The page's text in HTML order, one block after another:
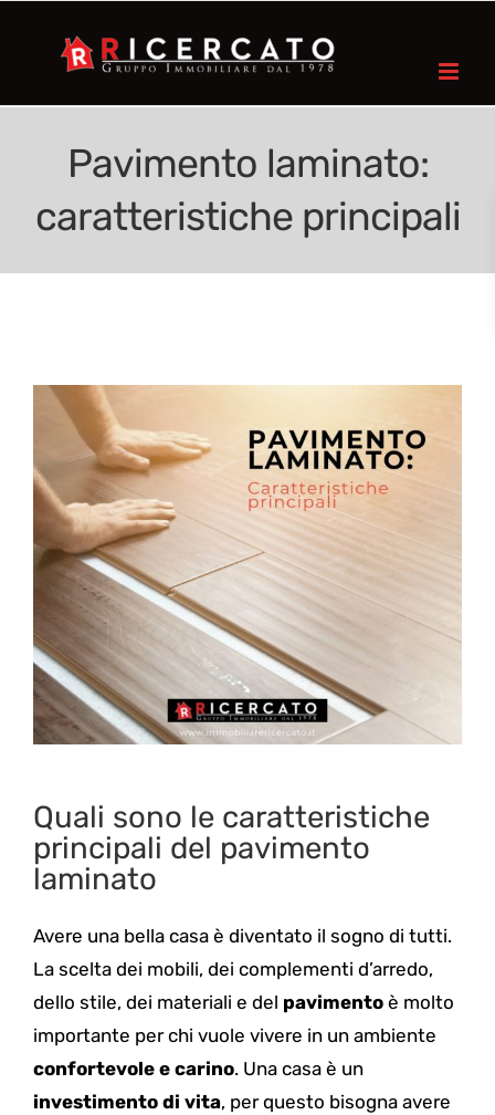
Pavimento laminato:
caratteristiche principali
Quali sono le caratteristiche
principali del pavimento
laminato
Avere una bella casa è diventato il sogno di tutti.
La scelta dei mobili, dei complementi d’arredo,
dello stile, dei materiali e del pavimentoè molto
importante per chi vuole vivere in un ambiente
confortevole e carino. Una casa è un
investimento di vita, per questo bisogna avere